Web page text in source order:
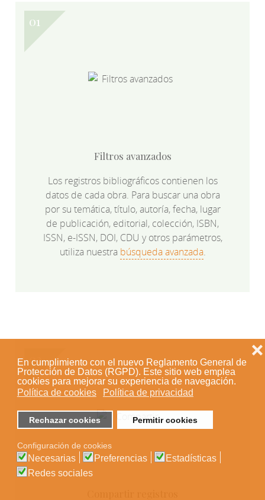
En cumplimiento con el nuevo Reglamento General de
Protección de Datos (RGPD). Este sitio web emplea
cookies para mejorar su experiencia de navegación.
Política de cookies
Política de privacidad
Rechazar cookies Permitir cookies
❌
Configuración de cookies
Necesarias Preferencias
Estadísticas
Redes sociales
Filtros avanzados
Los registros bibliográficos contienen los
datos de cada obra. Para buscar una obra
por su temática, título, autoría, fecha, lugar
de publicación, editorial, colección, ISBN,
ISSN, e-ISSN, DOI, CDU y otros parámetros,
utiliza nuestra búsqueda avanzada.